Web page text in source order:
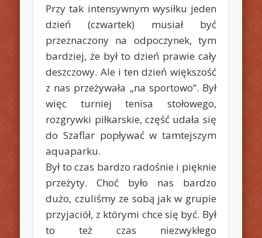
Przy tak intensywnym wysiłku jeden
dzień (czwartek) musiał być
przeznaczony na odpoczynek, tym
bardziej, że był to dzień prawie cały
deszczowy. Ale i ten dzień większość
z nas przeżywała „na sportowo”. Był
więc turniej tenisa stołowego,
rozgrywki piłkarskie, część udała się
do Szaflar popływać w tamtejszym
aquaparku.
Był to czas bardzo radośnie i pięknie
przeżyty. Choć było nas bardzo
dużo, czuliśmy ze sobą jak w grupie
przyjaciół, z którymi chce się być. Był
to też czas niezwykłego